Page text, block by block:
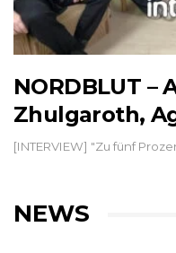
NORDBLUT –
Zhulgaroth,
[INTERVIEW] "Zu fünf
NEWS